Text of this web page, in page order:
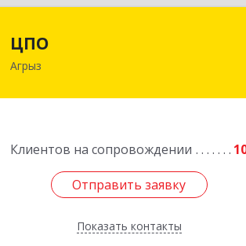
ЦПО
Агрыз
Клиентов на сопровождении
Отправить заявку
Показать контакты
422230, Татарстан Респ
Отправить заявку